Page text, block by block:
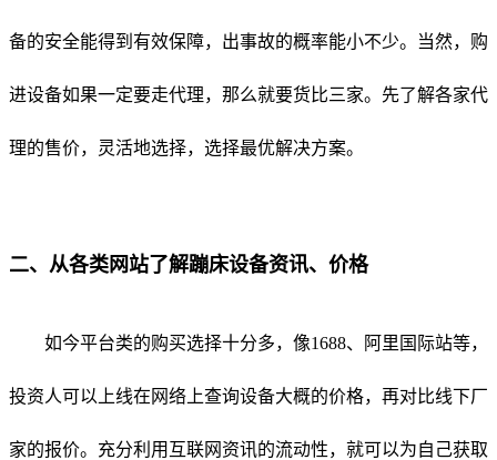
备的安全能得到有效保障，出事故的概率能小不少。 当然，购
进设备如果一定要走代理，那么就要货比三家。先了解各家代
理的售价，灵活地选择，选择最优解决方案。
二、从各类网站了解蹦床设备资讯、价格
如今平台类的购买选择十分多，像1688、阿里国际站等，
投资人可以上线在网络上查询设备大概的价格，再对比线下厂
家的报价。充分利用互联网资讯的流动性，就可以为自己获取